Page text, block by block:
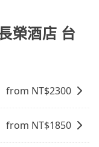
店，不然就是還
面，如不怕麻
比民宿訂房網來
灣本土的AsiaYo
榮酒店 台
from NT$2300
from NT$1850